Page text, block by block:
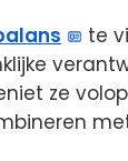
te
ze